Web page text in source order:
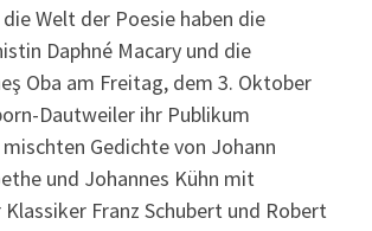
Welt der Poesie haben die
Daphné Macary und die
Oba am Freitag, dem 3. Oktober
Dautweiler ihr Publikum
Gedichte von Johann
und Johannes Kühn mit
Franz Schubert und Robert